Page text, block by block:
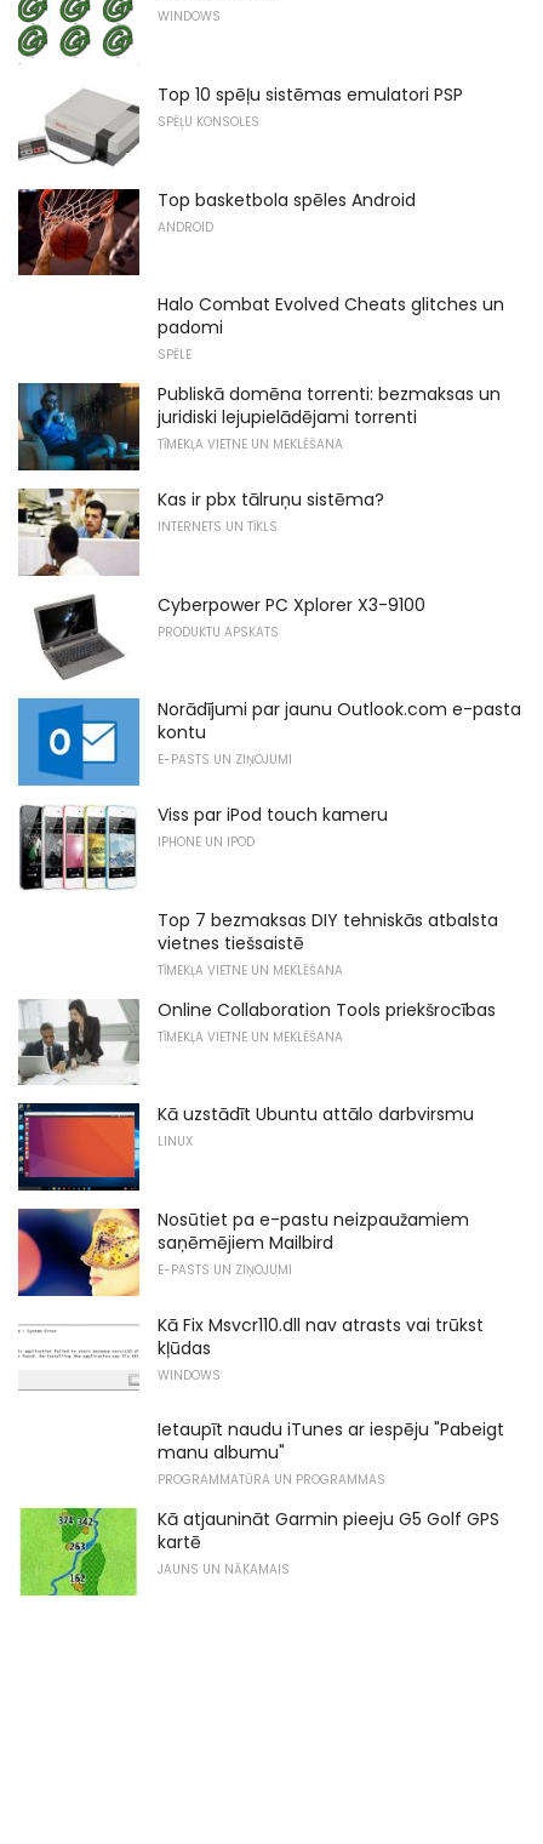
WINDOWS
Top 10 spēļu sistēmas emulatori PSP
SPĒĻU KONSOLES
Top basketbola spēles Android
ANDROID
Halo Combat Evolved Cheats glitches un
padomi
SPĒLE
Publiskā domēna torrenti: bezmaksas un
juridiski lejupielādējami torrenti
TĪMEKĻA VIETNE UN MEKLĒŠANA
Kas ir pbx tālruņu sistēma?
INTERNETS UN TĪKLS
Cyberpower PC Xplorer X3-9100
PRODUKTU APSKATS
Norādījumi par jaunu Outlook.com e-pasta
kontu
E-PASTS UN ZIŅOJUMI
Viss par iPod touch kameru
IPHONE UN IPOD
Top 7 bezmaksas DIY tehniskās atbalsta
vietnes tiešsaistē
TĪMEKĻA VIETNE UN MEKLĒŠANA
Online Collaboration Tools priekšrocības
TĪMEKĻA VIETNE UN MEKLĒŠANA
Kā uzstādīt Ubuntu attālo darbvirsmu
LINUX
Nosūtiet pa e-pastu neizpaužamiem
saņēmējiem Mailbird
E-PASTS UN ZIŅOJUMI
Kā Fix Msvcr110.dll nav atrasts vai trūkst
kļūdas
WINDOWS
Ietaupīt naudu iTunes ar iespēju "Pabeigt
manu albumu"
PROGRAMMATŪRA UN PROGRAMMAS
Kā atjaunināt Garmin pieeju G5 Golf GPS
kartē
JAUNS UN NĀKAMAIS